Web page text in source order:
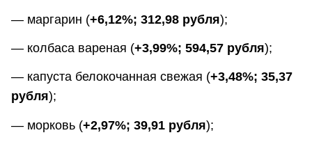
— маргарин (+6,12%; 312,98 рубля);
— колбаса вареная (+3,99%; 594,57 рубля);
— капуста белокочанная свежая (+3,48%; 35,37
рубля);
— морковь (+2,97%; 39,91 рубля);